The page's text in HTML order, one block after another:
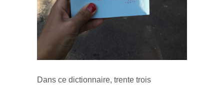
Dans ce dictionnaire, trente trois